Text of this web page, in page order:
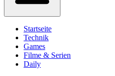
Startseite
Technik
Games
Filme & Serien
Daily